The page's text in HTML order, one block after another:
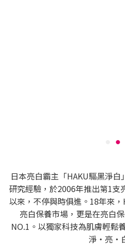
日本亮白霸主「HAKU驅黑淨
研究經驗，於2006年推出第1支
以來，不停與時俱進。18年來
亮白保養市場，更是在亮白
NO.1。以獨家科技為肌膚輕鬆
淨‧亮‧